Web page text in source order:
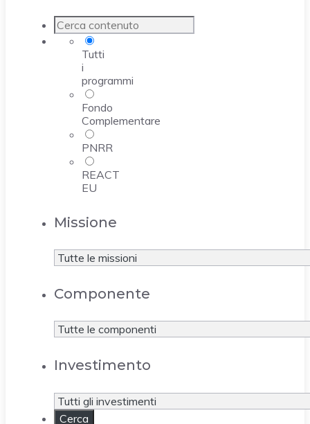
Tutti
i
programmi
Fondo
Complementare
PNRR
REACT
EU
Missione
Componente
Investimento